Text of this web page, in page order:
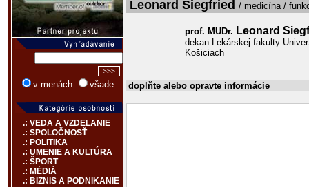
v menách všade
.: VEDA A VZDELANIE
.: SPOLOČNOSŤ
.: POLITIKA
.: UMENIE A KULTÚRA
.: ŠPORT
.: MÉDIÁ
.: BIZNIS A PODNIKANIE
Leonard Siegfried / medicína /
prof. MUDr. Leonard
dekan Lekárskej fakulty
Košiciach
doplňte alebo opravte informácie